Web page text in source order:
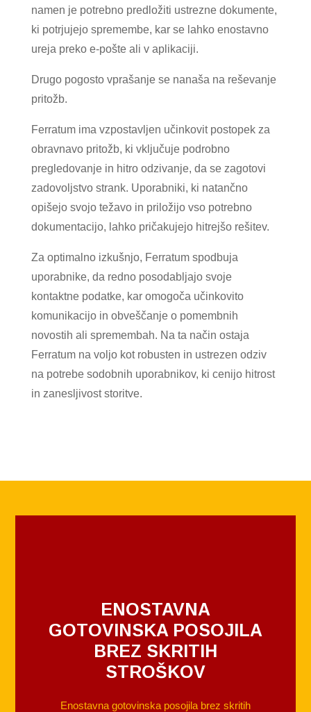
namen je potrebno predložiti ustrezne dokumente,
ki potrjujejo spremembe, kar se lahko enostavno
ureja preko e-pošte ali v aplikaciji.
Drugo pogosto vprašanje se nanaša na reševanje
pritožb.
Ferratum ima vzpostavljen učinkovit postopek za
obravnavo pritožb, ki vključuje podrobno
pregledovanje in hitro odzivanje, da se zagotovi
zadovoljstvo strank. Uporabniki, ki natančno
opišejo svojo težavo in priložijo vso potrebno
dokumentacijo, lahko pričakujejo hitrejšo rešitev.
Za optimalno izkušnjo, Ferratum spodbuja
uporabnike, da redno posodabljajo svoje
kontaktne podatke, kar omogoča učinkovito
komunikacijo in obveščanje o pomembnih
novostih ali spremembah. Na ta način ostaja
Ferratum na voljo kot robusten in ustrezen odziv
na potrebe sodobnih uporabnikov, ki cenijo hitrost
in zanesljivost storitve.
ENOSTAVNA
GOTOVINSKA POSOJILA
BREZ SKRITIH
STROŠKOV
Enostavna gotovinska posojila brez skritih